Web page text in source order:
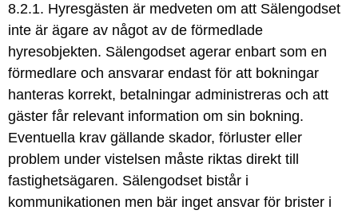
8.2.1. Hyresgästen är medveten om att Sälengodset
inte är ägare av något av de förmedlade
hyresobjekten. Sälengodset agerar enbart som en
förmedlare och ansvarar endast för att bokningar
hanteras korrekt, betalningar administreras och att
gäster får relevant information om sin bokning.
Eventuella krav gällande skador, förluster eller
problem under vistelsen måste riktas direkt till
fastighetsägaren. Sälengodset bistår i
kommunikationen men bär inget ansvar för brister i